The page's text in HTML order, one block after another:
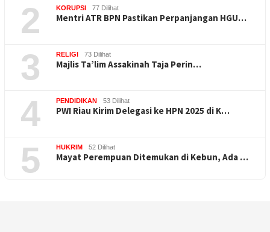
2 KORUPSI 77 Dilihat
Mentri ATR BPN Pastikan Perpanjangan HGU…
3 RELIGI 73 Dilihat
Majlis Ta’lim Assakinah Taja Perin…
4 PENDIDIKAN 53 Dilihat
PWI Riau Kirim Delegasi ke HPN 2025 di K…
5 HUKRIM 52 Dilihat
Mayat Perempuan Ditemukan di Kebun, Ada …